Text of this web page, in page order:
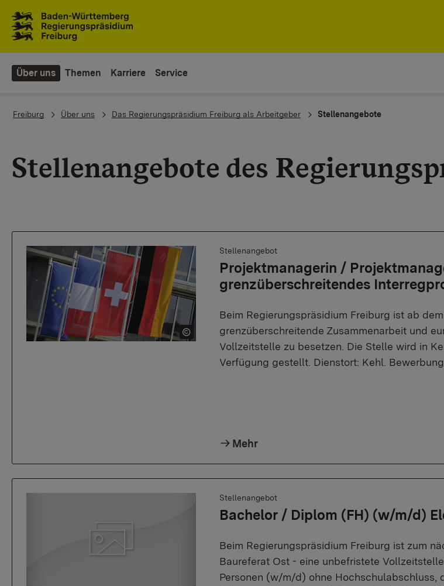
Über uns Themen Karriere Service
You are here:
Freiburg Über uns Das Regierungspräsidium Freiburg als Arbeitgeber Stellenangebote
Stellenangebote des
Projektmanagerin /
grenzüberschreitendes
Stellenangebot
Beim Regierungspräsidium Freiburg ist ab
grenzüberschreitende Zusammenarbeit und
Vollzeitstelle zu besetzen. Die Stelle wird in
Verfügung gestellt. Dienstort: Kehl.
Mehr
Bachelor / Diplom (FH) (w/m/d)
Stellenangebot
Beim Regierungspräsidium Freiburg ist zum
Baureferat Ost - eine unbefristete
Personen (w/m/d) ohne Hochschulabschluss,